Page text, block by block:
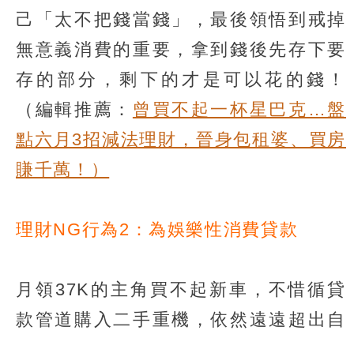
己「太不把錢當錢」，最後領悟到戒掉
無意義消費的重要，拿到錢後先存下要
存的部分，剩下的才是可以花的錢！
（編輯推薦： 曾買不起一杯星巴克…盤
點六月3招減法理財，晉身包租婆、買房
賺千萬！）
理財NG行為2：為娛樂性消費貸款
月領37K的主角買不起新車，不惜循貸
款管道購入二手重機，依然遠遠超出自